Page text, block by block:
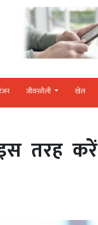
जीवनशैली खेल
तरह करें